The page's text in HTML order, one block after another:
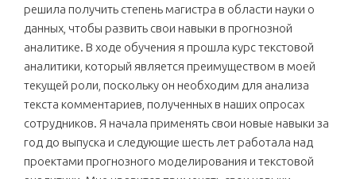
решила получить степень магистра в области науки о
данных, чтобы развить свои навыки в прогнозной
аналитике. В ходе обучения я прошла курс текстовой
аналитики, который является преимуществом в моей
текущей роли, поскольку он необходим для анализа
текста комментариев, полученных в наших опросах
сотрудников. Я начала применять свои новые навыки за
год до выпуска и следующие шесть лет работала над
проектами прогнозного моделирования и текстовой